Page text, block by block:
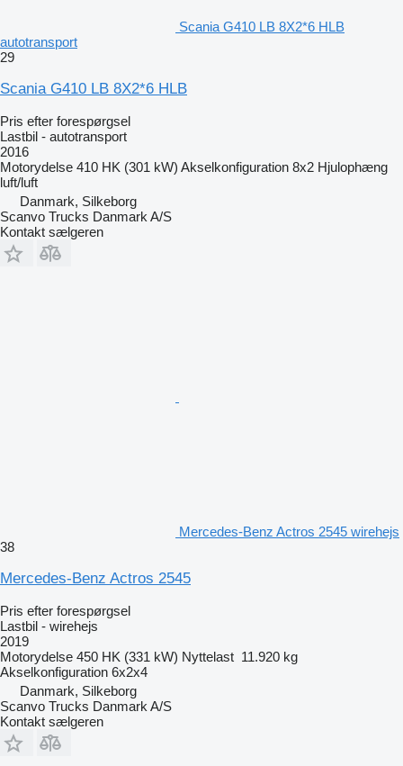
Scania G410 LB 8X2*6 HLB
autotransport
29
Scania G410 LB 8X2*6 HLB
Pris efter forespørgsel
Lastbil - autotransport
2016
Motorydelse 410 HK (301 kW) Akselkonfiguration 8x2 Hjulophæng
luft/luft
Danmark, Silkeborg
Scanvo Trucks Danmark A/S
Kontakt sælgeren
Mercedes-Benz Actros 2545 wirehejs
38
Mercedes-Benz Actros 2545
Pris efter forespørgsel
Lastbil - wirehejs
2019
Motorydelse 450 HK (331 kW) Nyttelast 11.920 kg
Akselkonfiguration 6x2x4
Danmark, Silkeborg
Scanvo Trucks Danmark A/S
Kontakt sælgeren